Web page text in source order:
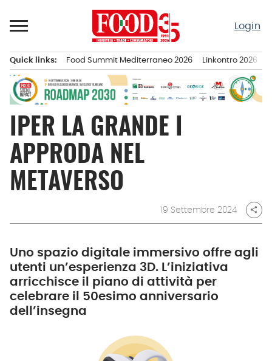
al
Login
principale
Quick links: Food Summit Mediterraneo 2026 Linkontro 2026
IPER LA GRANDE I
APPRODA NEL
METAVERSO
19 Settembre 2024 share
Uno spazio digitale immersivo offre agli
utenti un’esperienza 3D. L’iniziativa
arricchisce il piano di attività per
celebrare il 50esimo anniversario
dell’insegna